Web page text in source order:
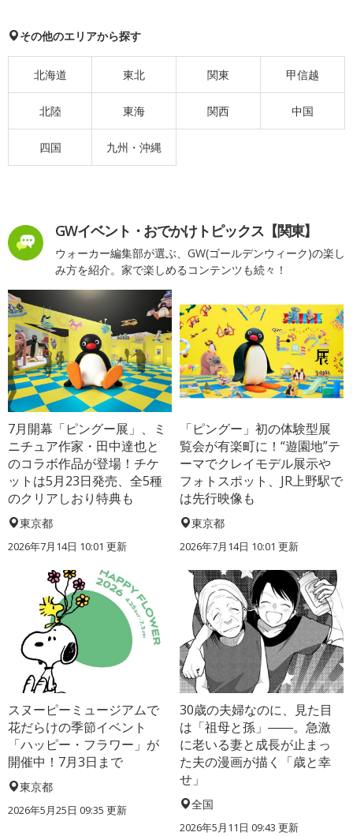
その他のエリアから探す
北海道 東北 関東 甲信越
北陸 東海 関西 中国
四国 九州・沖縄
GWイベント・おでかけトピックス【関東】
ウォーカー編集部が選ぶ、GW(ゴールデンウィーク)の楽し
み方を紹介。家で楽しめるコンテンツも続々！
7月開幕「ピングー展」、ミ
ニチュア作家・田中達也と
のコラボ作品が登場！チケ
ットは5月23日発売、全5種
のクリアしおり特典も
東京都
2026年7月14日 10:01 更新
「ピングー」初の体験型展
覧会が有楽町に！“遊園地”テ
ーマでクレイモデル展示や
フォトスポット、JR上野駅で
は先行映像も
東京都
2026年7月14日 10:01 更新
スヌーピーミュージアムで
花だらけの季節イベント
「ハッピー・フラワー」が
開催中！7月3日まで
東京都
2026年5月25日 09:35 更新
30歳の夫婦なのに、見た目
は「祖母と孫」――。急激
に老いる妻と成長が止まっ
た夫の漫画が描く「歳と幸
せ」
全国
2026年5月11日 09:43 更新